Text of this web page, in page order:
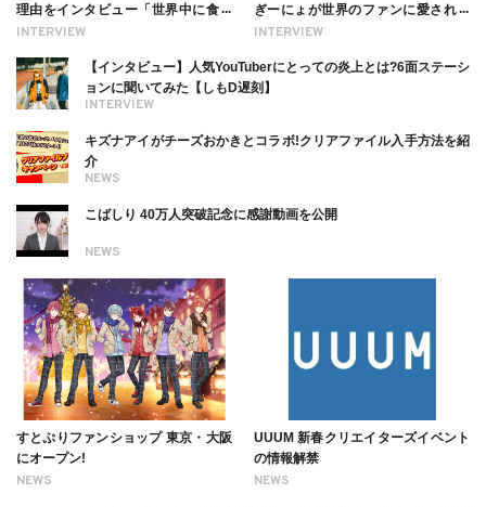
INTERVIEW
理由をインタビュー「世界中に食べ
る幸せを伝えたい」新事務所加入に
INTERVIEW
ぎーにょが世界のファンに愛される
理由【インタビュー】
INTERVIEW
【インタビュー】人気YouTuberにとっての炎上とは?6面ステーシ
ョンに聞いてみた【しもD遅刻】
NEWS
キズナアイがチーズおかきとコラボ!クリアファイル入手方法を紹
介
NEWS
こばしり 40万人突破記念に感謝動画を公開
NEWS
すとぷりファンショップ 東京・大阪
にオープン!
NEWS
UUUM 新春クリエイターズイベント
の情報解禁